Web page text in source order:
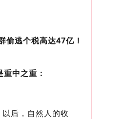
偷逃个税高达47亿！
中之重：
后，自然人的收